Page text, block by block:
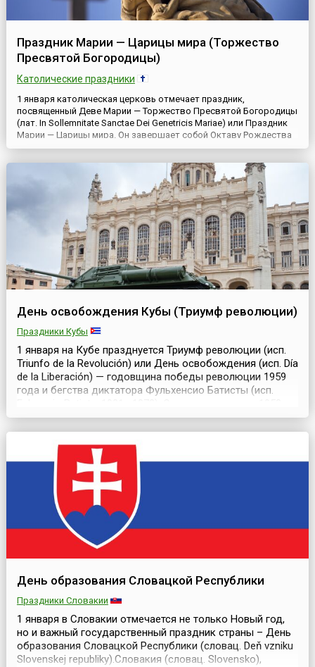
Праздник Марии — Царицы мира (Торжество
Пресвятой Богородицы)
Католические праздники
1 января католическая церковь отмечает праздник,
посвященный Деве Марии — Торжество Пресвятой Богородицы
(лат. In Sollemnitate Sanctae Dei Genetricis Mariae) или Праздник
Марии — Царицы мира. Он завершает собой Октаву Рождества
(восьмидневный период Рождественских торжеств с 25
посещение мессы обязательно. Известен еще с 4 века.Мария,
мат...
День освобождения Кубы (Триумф революции)
Праздники Кубы
1 января на Кубе празднуется Триумф революции (исп.
Triunfo de la Revolución) или День освобождения (исп. Día
de la Liberación) — годовщина победы революции 1959
года и бегства диктатора Фульхенсио Батисты (исп.
год 10 мартаГоворится, что история Кубы начинается с
10 марта 1952 года, когда главнокомандующий армией
Фульхенсио Батиста р...
День образования Словацкой Республики
Праздники Словакии
1 января в Словакии отмечается не только Новый год,
но и важный государственный праздник страны – День
образования Словацкой Республики (словац. Deň vzniku
Slovenskej republiky).Словакия (словац. Slovensko),